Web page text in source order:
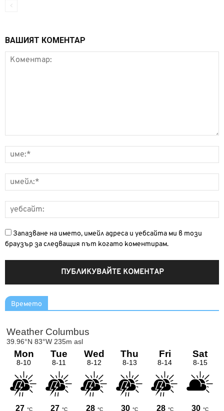
ВАШИЯТ КОМЕНТАР
Запазване на името, имейл адреса и уебсайта ми в този
браузър за следващия път когато коментирам.
Времето